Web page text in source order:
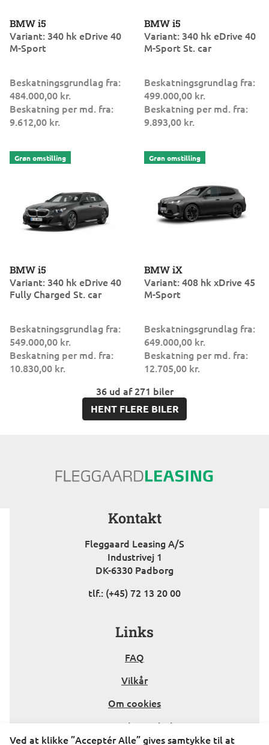
BMW i5
Variant: 340 hk eDrive 40
M-Sport
Beskatningsgrundlag fra:
484.000,00 kr.
Beskatning per md. fra:
9.612,00 kr.
BMW i5
Variant: 340 hk eDrive 40
M-Sport St. car
Beskatningsgrundlag fra:
499.000,00 kr.
Beskatning per md. fra:
9.893,00 kr.
BMW i5
Variant: 340 hk eDrive 40
Fully Charged St. car
Beskatningsgrundlag fra:
549.000,00 kr.
Beskatning per md. fra:
10.830,00 kr.
BMW iX
Variant: 408 hk xDrive 45
M-Sport
Beskatningsgrundlag fra:
649.000,00 kr.
Beskatning per md. fra:
12.705,00 kr.
36 ud af 271 biler
HENT FLERE BILER
Kontakt
Fleggaard Leasing A/S
Industrivej 1
DK-6330 Padborg
tlf.: (+45) 72 13 20 00
Kontakt
Links
FAQ
Vilkår
Om cookies
Persondatapolitik
Ved at klikke ”Acceptér Alle” gives samtykke til at